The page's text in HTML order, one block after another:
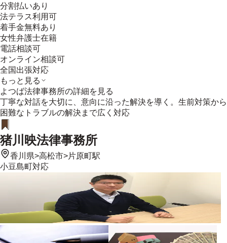
分割払いあり
法テラス利用可
着手金無料あり
女性弁護士在籍
電話相談可
オンライン相談可
全国出張対応
もっと見る
よつば法律事務所の詳細を見る
丁寧な対話を大切に、意向に沿った解決を導く。生前対策から
困難なトラブルの解決まで広く対応
猪川映法律事務所
香川県>高松市>片原町駅
小豆島町対応